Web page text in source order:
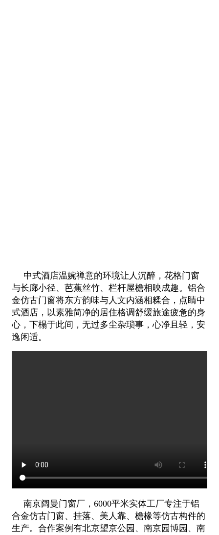
中式酒店温婉禅意的环境让人沉醉，花格门窗
与长廊小径、芭蕉丝竹、栏杆屋檐相映成趣。铝合
金仿古门窗将东方韵味与人文内涵相糅合，点睛中
式酒店，以素雅简净的居住格调舒缓旅途疲惫的身
心，下榻于此间，无过多尘杂琐事，心净且轻，安
逸闲适。
南京阔曼门窗厂，6000平米实体工厂专注于铝
合金仿古门窗、挂落、美人靠、檐椽等仿古构件的
生产。合作案例有北京望京公园、南京园博园、南